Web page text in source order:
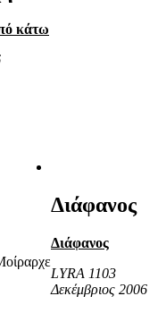
κάτω
Διάφανος
Διάφανος
LYRA 1103
Δεκέμβριος 2006